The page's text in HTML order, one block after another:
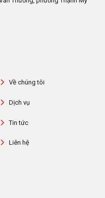
Về chúng tôi
Dịch vụ
Tin tức
Liên hệ